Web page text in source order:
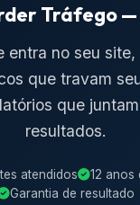
Tráfego
entra no seu
que travam
que
resultados.
atendidos
12 anos
Garantia de resultado